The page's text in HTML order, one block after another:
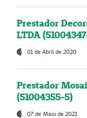
Prestador
LTDA
01 de Abril de 2020
Prestador
(51004355-5)
07 de Maio de 2021